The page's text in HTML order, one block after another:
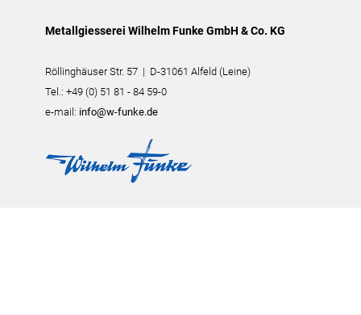
Metallgiesserei Wilhelm Funke GmbH & Co. KG
Röllinghäuser Str. 57 | D-31061 Alfeld (Leine)
Tel.: +49 (0) 51 81 - 84 59-0
e-mail: info@w-funke.de